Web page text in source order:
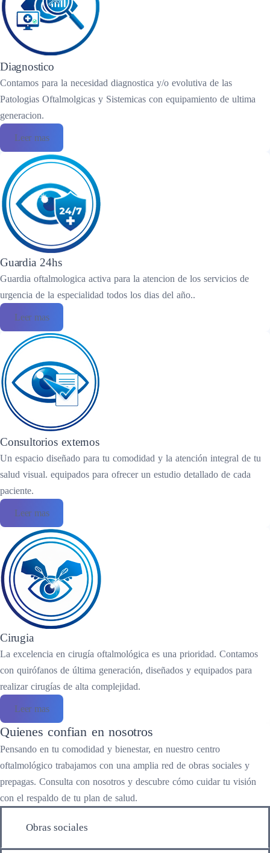
Diagnostico
Contamos para la necesidad diagnostica y/o evolutiva de las
Patologias Oftalmolgicas y Sistemicas con equipamiento de ultima
generacion.
Leer mas
Guardia 24hs
Guardia oftalmologica activa para la atencion de los servicios de
urgencia de la especialidad todos los dias del año..
Leer mas
Consultorios externos
Un espacio diseñado para tu comodidad y la atención integral de tu
salud visual. equipados para ofrecer un estudio detallado de cada
paciente.
Leer mas
Cirugia
La excelencia en cirugía oftalmológica es una prioridad. Contamos
con quirófanos de última generación, diseñados y equipados para
realizar cirugías de alta complejidad.
Leer mas
Quienes confian en nosotros
Pensando en tu comodidad y bienestar, en nuestro centro
oftalmológico trabajamos con una amplia red de obras sociales y
prepagas. Consulta con nosotros y descubre cómo cuidar tu visión
con el respaldo de tu plan de salud.
Obras sociales